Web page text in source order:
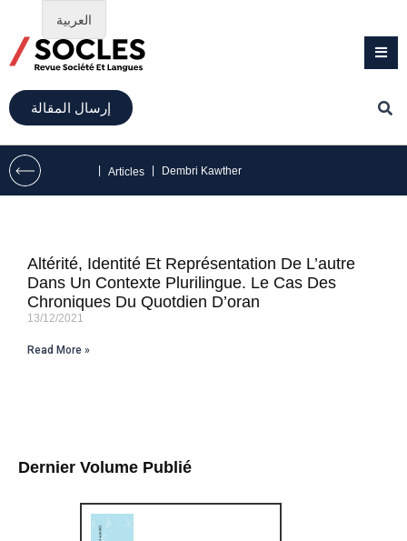
إرسال المقالة
Articles Dembri Kawther
Dernier Volume Publié
Altérité, Identité Et Représentation De L’autre
Dans Un Contexte Plurilingue. Le Cas Des
Chroniques Du Quotdien D’oran
13/12/2021
Read More »
العربية